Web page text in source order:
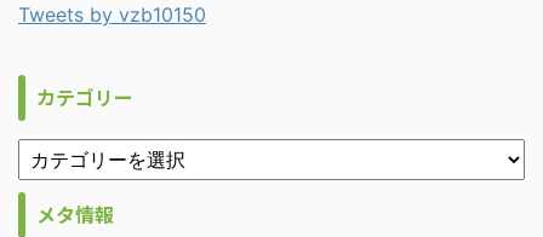
Tweets by vzb10150
カテゴリー
メタ情報